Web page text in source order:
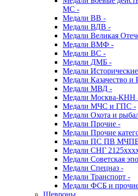
МС -
Медали ВВ -
Медали ВДВ -
Медали Великая
Медали ВМФ -
Медали ВС -
Медали ДМБ -
Медали
Медали Казачество и
Медали МВД -
Медали Москва-КНН
Медали МЧС и ГПС -
Медали Охота и
Медали Прочие -
Медали Прочие
Медали ПС ПВ
Медали СНГ
Медали Советская
Медали Спецназ -
Медали Транспорт -
Медали ФСБ и
Шевроны